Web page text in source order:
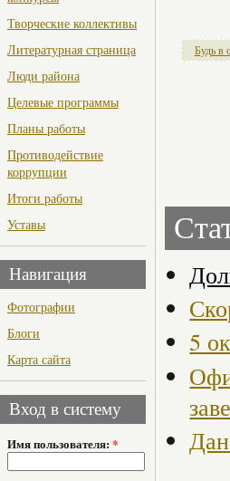
Творческие коллективы
Литературная страница
Люди района
Целевые программы
Планы работы
Противодействие
коррупции
Итоги работы
Уставы
Навигация
Фотографии
Блоги
Карта сайта
Вход в систему
Имя пользователя: *
Будь в
5